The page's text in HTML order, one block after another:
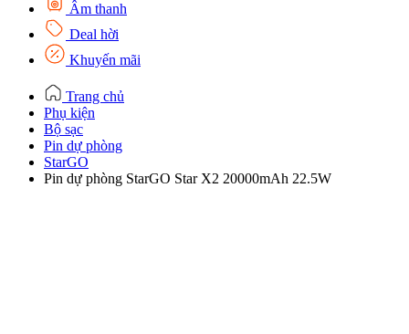
Âm thanh
Deal hời
Khuyến mãi
Trang chủ
Phụ kiện
Bộ sạc
Pin dự phòng
StarGO
Pin dự phòng StarGO Star X2 20000mAh 22.5W